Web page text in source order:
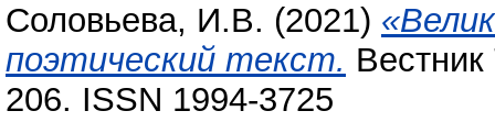
Соловьева, И.В. (2021)
поэтический текст.
206. ISSN 1994-3725